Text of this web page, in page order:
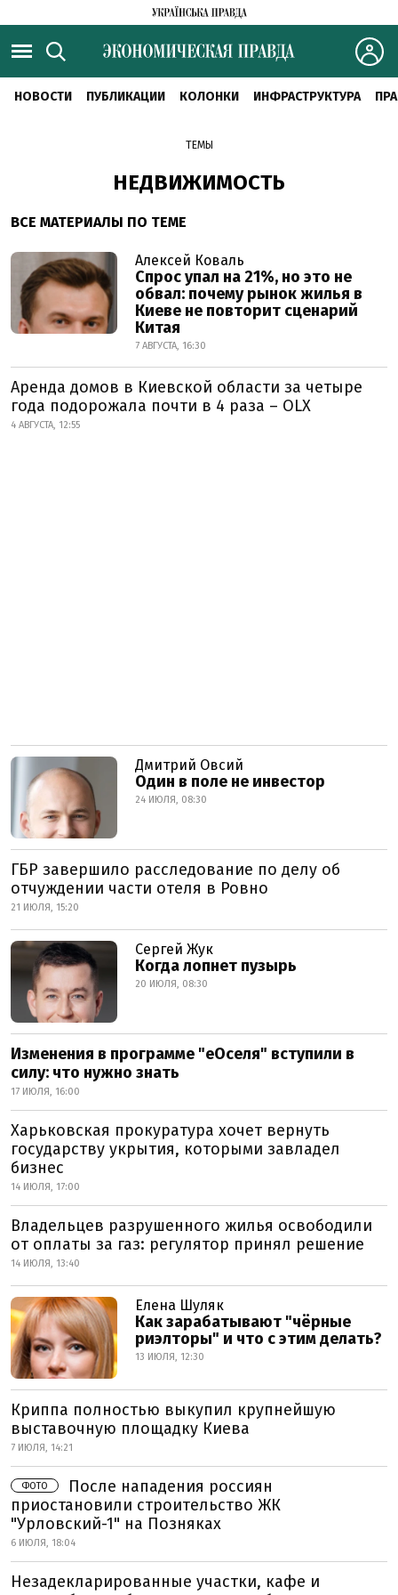
НОВОСТИ ПУБЛИКАЦИИ КОЛОНКИ ИНФРАСТРУКТУРА
ТЕМЫ
НЕДВИЖИМОСТЬ
ВСЕ МАТЕРИАЛЫ ПО ТЕМЕ
Алексей Коваль
Спрос упал на 21%, но это не
обвал: почему рынок жилья в
Киеве не повторит сценарий
Китая
7 АВГУСТА, 16:30
Аренда домов в Киевской области за четыре
года подорожала почти в 4 раза – OLX
4 АВГУСТА, 12:55
Дмитрий Овсий
Один в поле не инвестор
24 ИЮЛЯ, 08:30
ГБР завершило расследование по делу об
отчуждении части отеля в Ровно
21 ИЮЛЯ, 15:20
Сергей Жук
Когда лопнет пузырь
20 ИЮЛЯ, 08:30
Изменения в программе "еОселя" вступили в
силу: что нужно знать
17 ИЮЛЯ, 16:00
Харьковская прокуратура хочет вернуть
государству укрытия, которыми завладел
бизнес
14 ИЮЛЯ, 17:00
Владельцев разрушенного жилья освободили
от оплаты за газ: регулятор принял решение
14 ИЮЛЯ, 13:40
Елена Шуляк
Как зарабатывают "чёрные
риэлторы" и что с этим делать?
13 ИЮЛЯ, 12:30
Криппа полностью выкупил крупнейшую
выставочную площадку Киева
7 ИЮЛЯ, 14:21
ФОТО
После нападения россиян
приостановили строительство ЖК
"Урловский-1" на Позняках
6 ИЮЛЯ, 18:04
Незадекларированные участки, кафе и